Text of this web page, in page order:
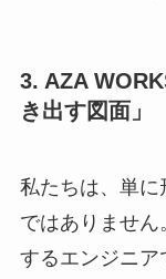
3. AZA
き出す図面」
私たちは、単に
ではありませ
するエンジニア